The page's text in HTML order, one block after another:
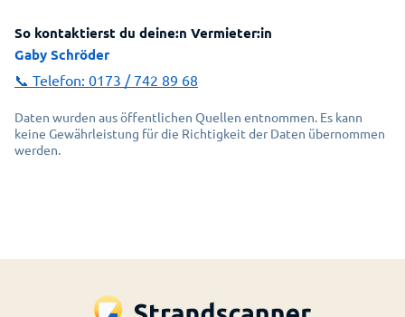
So kontaktierst du deine:n Vermieter:in
Gaby Schröder
📞 Telefon: 0173 / 742 89 68
Daten wurden aus öffentlichen Quellen entnommen. Es kann
keine Gewährleistung für die Richtigkeit der Daten übernommen
werden.